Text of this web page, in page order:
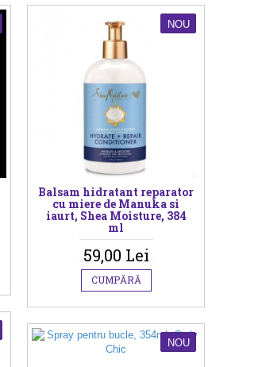
NOU
Balsam hidratant reparator
cu miere de Manuka si
iaurt, Shea Moisture, 384
ml
59,00 Lei
CUMPĂRĂ
NOU